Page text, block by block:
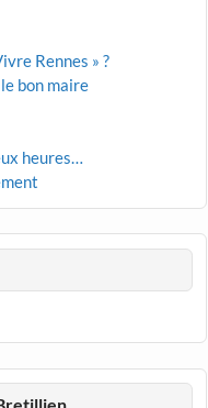
Rennes » ?
bon maire
heures…